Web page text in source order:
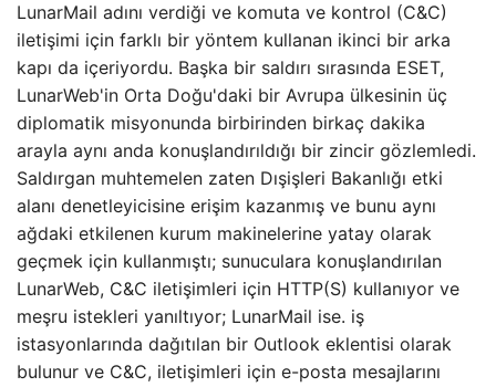
LunarMail adını verdiği ve komuta ve kontrol (C&C)
iletişimi için farklı bir yöntem kullanan ikinci bir arka
kapı da içeriyordu. Başka bir saldırı sırasında ESET,
LunarWeb'in Orta Doğu'daki bir Avrupa ülkesinin üç
diplomatik misyonunda birbirinden birkaç dakika
arayla aynı anda konuşlandırıldığı bir zincir gözlemledi.
Saldırgan muhtemelen zaten Dışişleri Bakanlığı etki
alanı denetleyicisine erişim kazanmış ve bunu aynı
ağdaki etkilenen kurum makinelerine yatay olarak
geçmek için kullanmıştı; sunuculara konuşlandırılan
LunarWeb, C&C iletişimleri için HTTP(S) kullanıyor ve
meşru istekleri yanıltıyor; LunarMail ise. iş
istasyonlarında dağıtılan bir Outlook eklentisi olarak
bulunur ve C&C, iletişimleri için e-posta mesajlarını